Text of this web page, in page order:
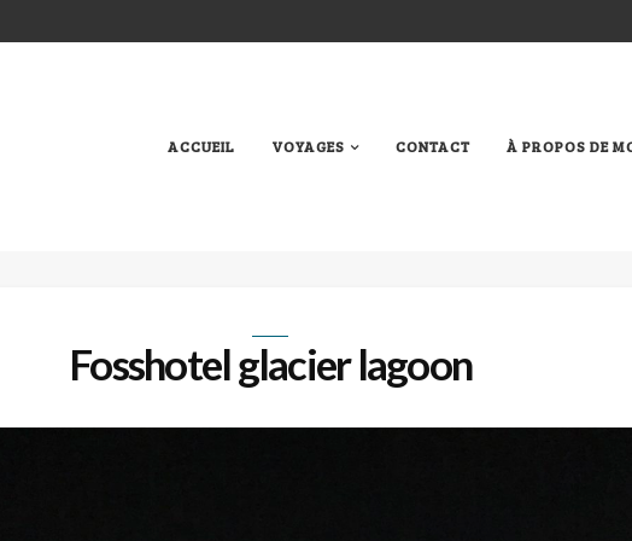
ACCUEIL VOYAGES CONTACT À PROPOS DE
Fosshotel glacier lagoon